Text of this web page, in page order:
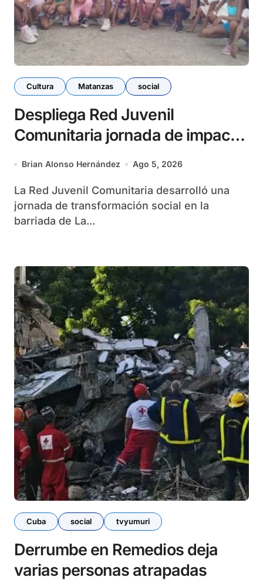
Cultura Matanzas social
Despliega Red Juvenil
Comunitaria jornada de impacto
social en barrio La Marina
Brian Alonso Hernández Ago 5, 2026
La Red Juvenil Comunitaria desarrolló una
jornada de transformación social en la
barriada de La...
Cuba social tvyumuri
Derrumbe en Remedios deja
varias personas atrapadas